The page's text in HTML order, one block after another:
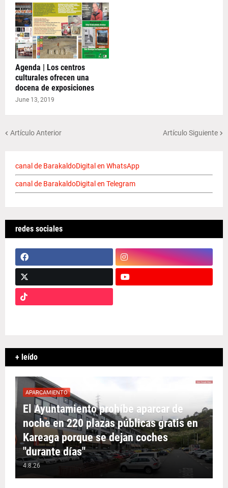
Agenda | Los centros
culturales ofrecen una
docena de exposiciones
June 13, 2019
Artículo Anterior Artículo Siguiente
canal de BarakaldoDigital en WhatsApp
canal de BarakaldoDigital en Telegram
redes sociales
+ leído
APARCAMIENTO
El Ayuntamiento prohíbe aparcar de
noche en 220 plazas públicas gratis en
Kareaga porque se dejan coches
"durante días"
4.8.26